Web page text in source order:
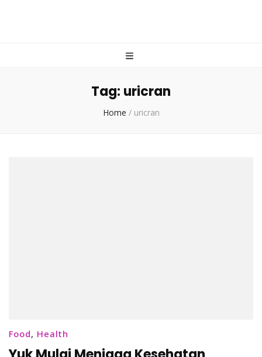
Tag: uricran
Home / uricran
Food, Health